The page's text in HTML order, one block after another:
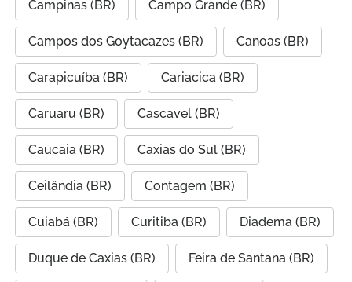
Campinas (BR) Campo Grande (BR)
Campos dos Goytacazes (BR) Canoas (BR)
Carapicuíba (BR) Cariacica (BR)
Caruaru (BR) Cascavel (BR)
Caucaia (BR) Caxias do Sul (BR)
Ceilândia (BR) Contagem (BR)
Cuiabá (BR) Curitiba (BR) Diadema (BR)
Duque de Caxias (BR) Feira de Santana (BR)